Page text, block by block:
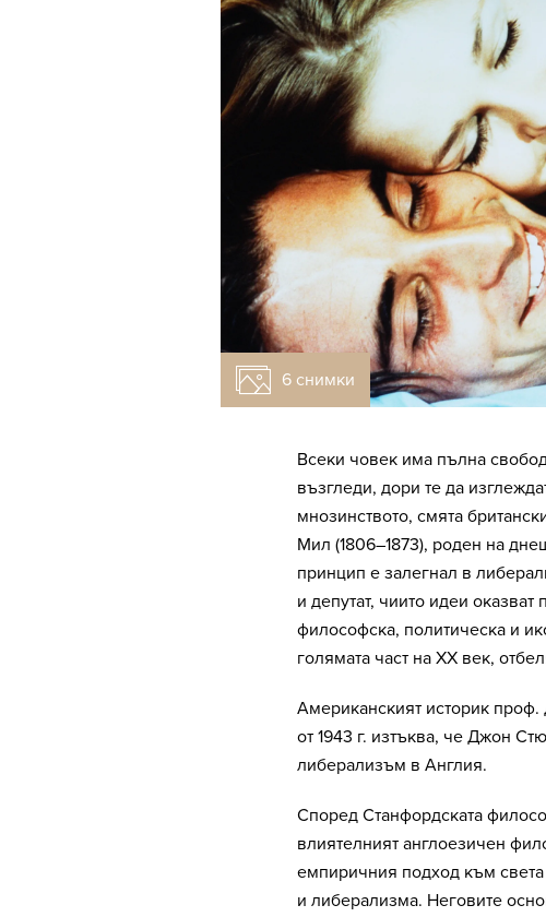
6 снимки
Всеки човек има пълна
възгледи, дори те да
мнозинството, смята
Мил (1806–1873), роден на
принцип е залегнал в
и депутат, чиито идеи
философска, политическа и
голямата част на XX век,
Американският историк
от 1943 г. изтъква, че Джон
либерализъм в Англия.
Според Станфордската
влиятелният англоезичен
емпиричния подход към света
и либерализма. Неговите